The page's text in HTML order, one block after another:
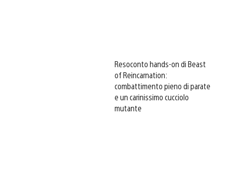
Resoconto hands-on di Beast
of Reincarnation:
combattimento pieno di parate
e un carinissimo cucciolo
mutante